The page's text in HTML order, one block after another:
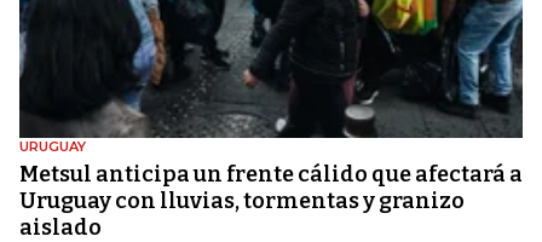
URUGUAY
Metsul anticipa un frente cálido que afectará a
Uruguay con lluvias, tormentas y granizo
aislado